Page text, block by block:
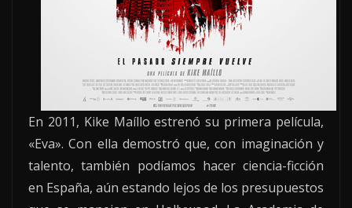
En 2011, Kike Maíllo estrenó su primera película,
«Eva». Con ella demostró que, con imaginación y
talento, también podíamos hacer ciencia-ficción
en España, aún estando lejos de los presupuestos